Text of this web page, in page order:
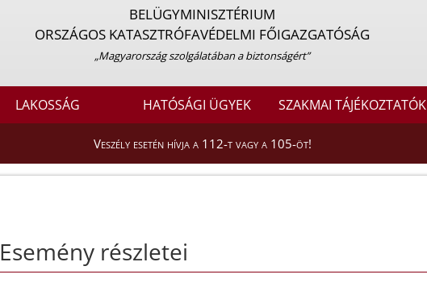
BELÜGYMINISZTÉRIUM
ORSZÁGOS KATASZTRÓFAVÉDELMI FŐIGAZGATÓSÁG
„Magyarország szolgálatában a biztonságért”
LAKOSSÁG HATÓSÁGI ÜGYEK SZAKMAI TÁJÉKOZTATÓK
Veszély esetén hívja a 112-t vagy a 105-öt!
Esemény részletei